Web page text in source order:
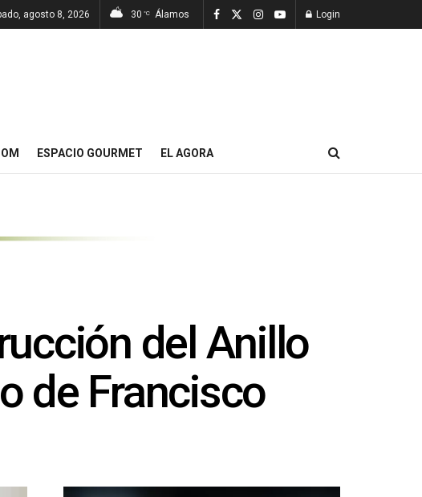
agosto 8, 2026 30 °C Álamos Login
ESPACIO GOURMET EL AGORA
del Anillo
de Francisco